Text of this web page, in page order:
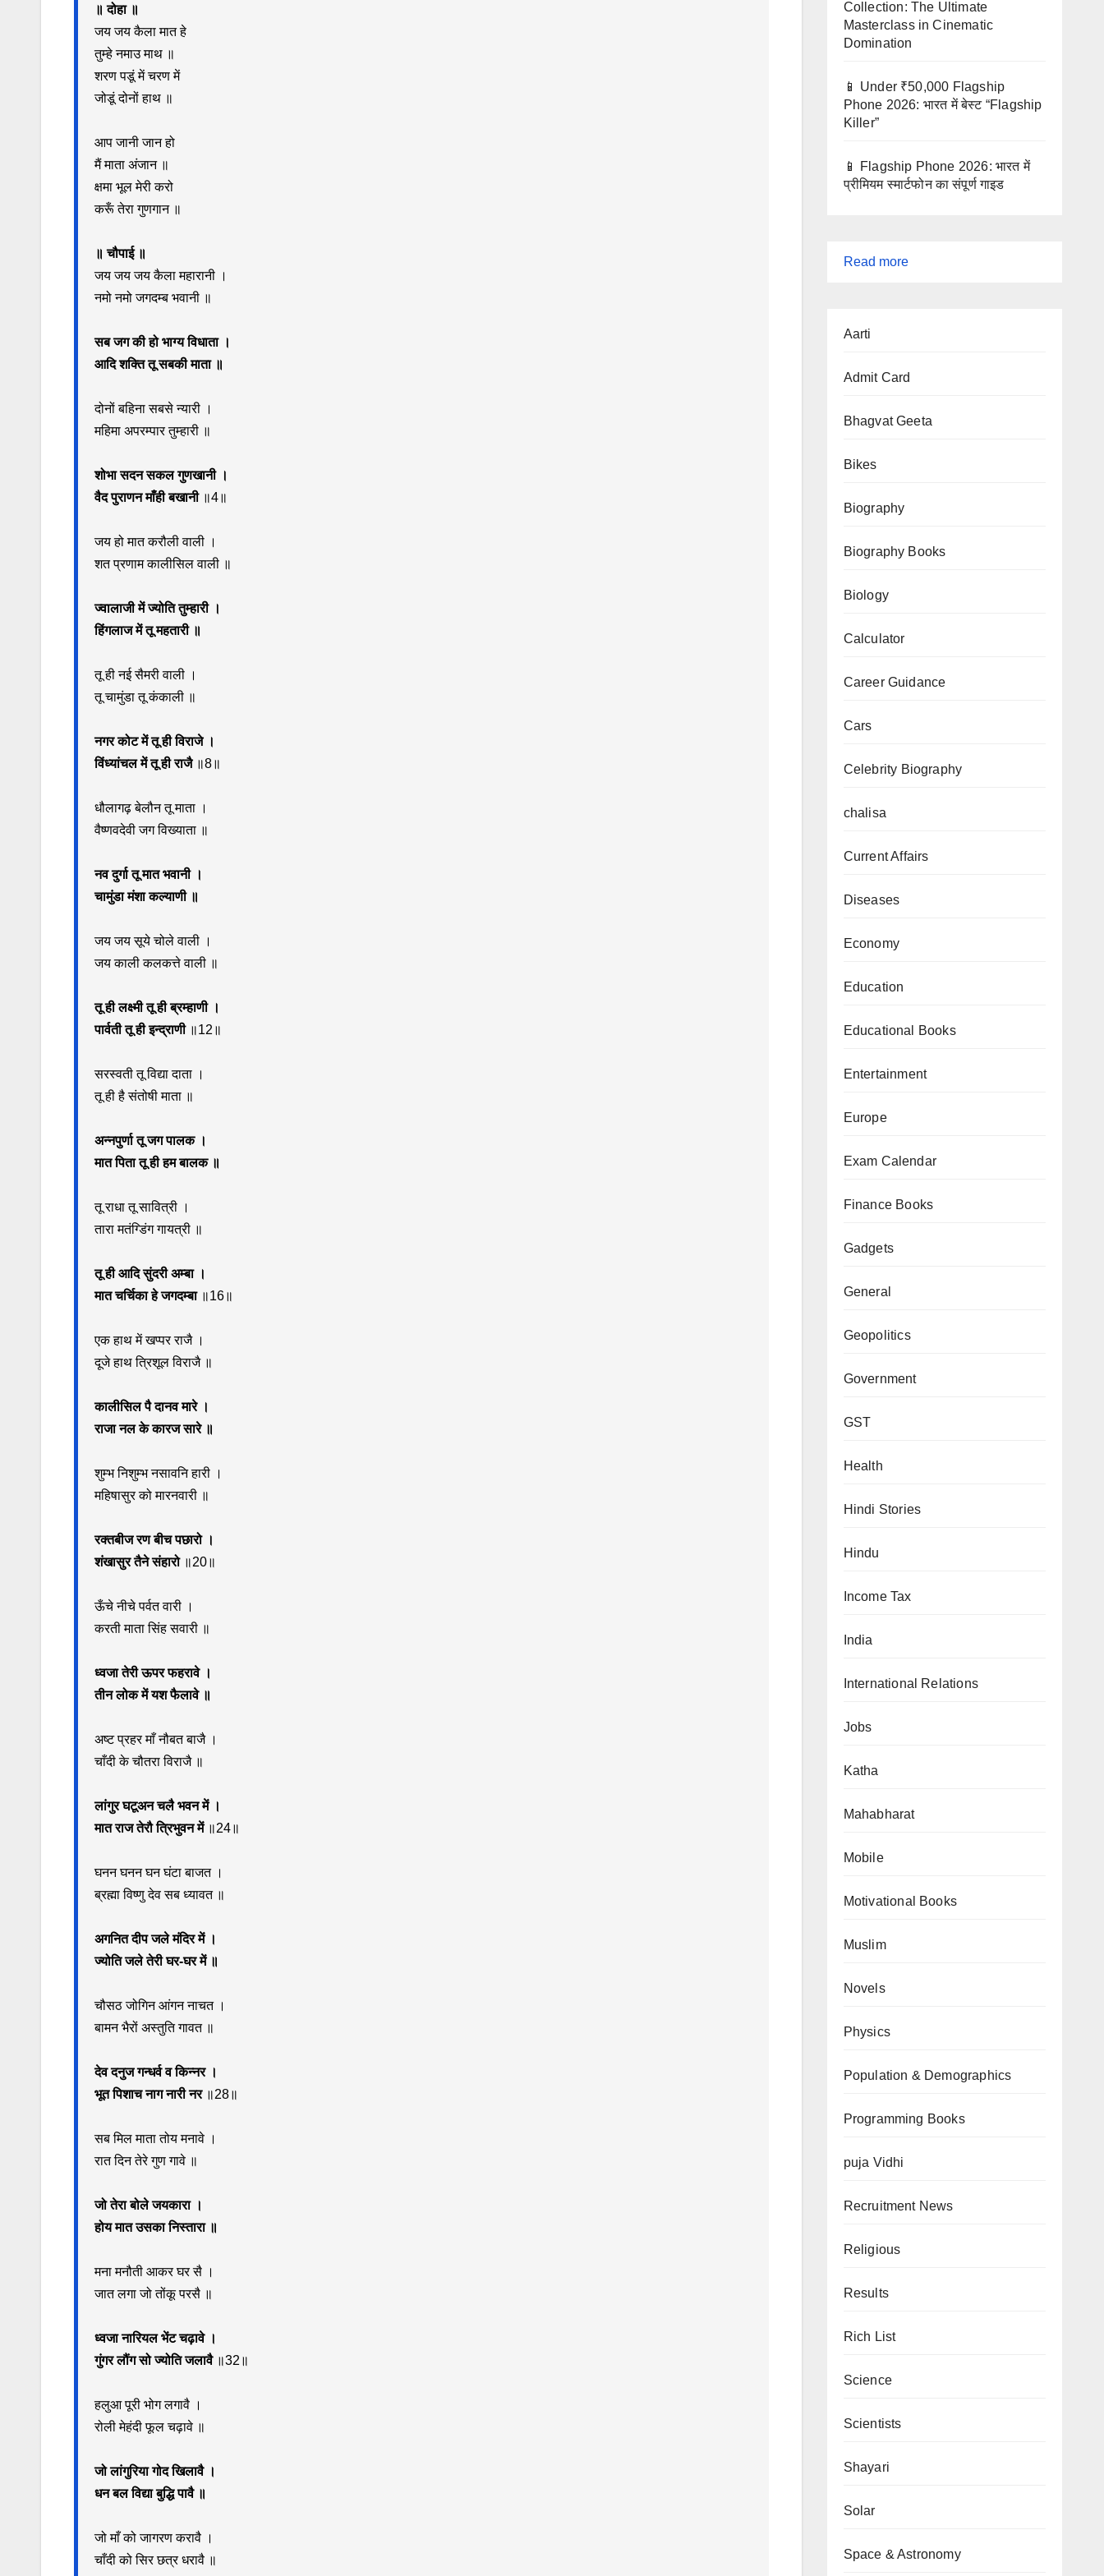
o
k
r
p
t
m
॥ दोहा ॥
जय जय कैला मात हे
तुम्हे नमाउ माथ ॥
शरण पडूं में चरण में
जोडूं दोनों हाथ ॥
आप जानी जान हो
मैं माता अंजान ॥
क्षमा भूल मेरी करो
करूँ तेरा गुणगान ॥
॥ चौपाई ॥
जय जय जय कैला महारानी ।
नमो नमो जगदम्ब भवानी ॥
सब जग की हो भाग्य विधाता ।
आदि शक्ति तू सबकी माता ॥
दोनों बहिना सबसे न्यारी ।
महिमा अपरम्पार तुम्हारी ॥
शोभा सदन सकल गुणखानी ।
वैद पुराणन माँही बखानी॥4॥
जय हो मात करौली वाली ।
शत प्रणाम कालीसिल वाली ॥
ज्वालाजी में ज्योति तुम्हारी ।
हिंगलाज में तू महतारी ॥
तू ही नई सैमरी वाली ।
तू चामुंडा तू कंकाली ॥
नगर कोट में तू ही विराजे ।
विंध्यांचल में तू ही राजै ॥8॥
धौलागढ़ बेलौन तू माता ।
वैष्णवदेवी जग विख्याता ॥
नव दुर्गा तू मात भवानी ।
चामुंडा मंशा कल्याणी ॥
जय जय सूये चोले वाली ।
जय काली कलकत्ते वाली ॥
तू ही लक्ष्मी तू ही ब्रम्हाणी ।
पार्वती तू ही इन्द्राणी ॥12॥
सरस्वती तू विद्या दाता ।
तू ही है संतोषी माता ॥
अन्नपुर्णा तू जग पालक ।
मात पिता तू ही हम बालक ॥
तू राधा तू सावित्री ।
तारा मतंग्डिंग गायत्री ॥
तू ही आदि सुंदरी अम्बा ।
मात चर्चिका हे जगदम्बा॥16॥
एक हाथ में खप्पर राजै ।
दूजे हाथ त्रिशूल विराजै ॥
कालीसिल पै दानव मारे ।
राजा नल के कारज सारे ॥
शुम्भ निशुम्भ नसावनि हारी ।
महिषासुर को मारनवारी ॥
रक्तबीज रण बीच पछारो ।
शंखासुर तैने संहारो॥20॥
ऊँचे नीचे पर्वत वारी ।
करती माता सिंह सवारी ॥
ध्वजा तेरी ऊपर फहरावे ।
तीन लोक में यश फैलावे ॥
अष्ट प्रहर माँ नौबत बाजै ।
चाँदी के चौतरा विराजै ॥
लांगुर घटूअन चलै भवन में ।
मात राज तेरौ त्रिभुवन में ॥24॥
घनन घनन घन घंटा बाजत ।
ब्रह्मा विष्णु देव सब ध्यावत ॥
अगनित दीप जले मंदिर में ।
ज्योति जले तेरी घर-घर में ॥
चौसठ जोगिन आंगन नाचत ।
बामन भैरों अस्तुति गावत ॥
देव दनुज गन्धर्व व किन्नर ।
भूत पिशाच नाग नारी नर॥28॥
सब मिल माता तोय मनावे ।
रात दिन तेरे गुण गावे ॥
जो तेरा बोले जयकारा ।
होय मात उसका निस्तारा ॥
मना मनौती आकर घर सै ।
जात लगा जो तोंकू परसै ॥
ध्वजा नारियल भेंट चढ़ावे ।
गुंगर लौंग सो ज्योति जलावै॥32॥
हलुआ पूरी भोग लगावै ।
रोली मेहंदी फूल चढ़ावे ॥
जो लांगुरिया गोद खिलावै ।
धन बल विद्या बुद्धि पावै ॥
जो माँ को जागरण करावै ।
चाँदी को सिर छत्र धरावै ॥
Collection: The Ultimate
Masterclass in Cinematic
Domination
📱 Under ₹50,000 Flagship
Phone 2026: भारत में बेस्ट “Flagship
Killer”
📱 Flagship Phone 2026: भारत में
प्रीमियम स्मार्टफोन का संपूर्ण गाइड
Read more:
Devi
Aarti
Admit Card
Bhagvat Geeta
Bikes
Biography
Biography Books
Biology
Calculator
Career Guidance
Cars
Celebrity Biography
chalisa
Current Affairs
Diseases
Economy
Education
Educational Books
Entertainment
Europe
Exam Calendar
Finance Books
Gadgets
General
Geopolitics
Government
GST
Health
Hindi Stories
Hindu
Income Tax
India
International Relations
Jobs
Katha
Mahabharat
Mobile
Motivational Books
Muslim
Novels
Physics
Population & Demographics
Programming Books
puja Vidhi
Recruitment News
Religious
Results
Rich List
Science
Scientists
Shayari
Solar
Space & Astronomy